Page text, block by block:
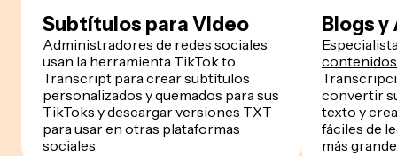
Subtítulos para Video
Administradores de redes sociales
usan la herramienta TikTok to
Transcript para crear subtítulos
personalizados y quemados para sus
TikToks y descargar versiones TXT
para usar en otras plataformas
sociales
Blogs
contenidos
convertir
texto y
fáciles de
más